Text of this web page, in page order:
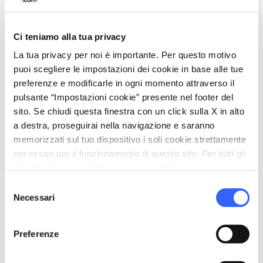
Ci teniamo alla tua privacy
La tua privacy per noi è importante. Per questo motivo
puoi scegliere le impostazioni dei cookie in base alle tue
preferenze e modificarle in ogni momento attraverso il
pulsante “Impostazioni cookie” presente nel footer del
sito. Se chiudi questa finestra con un click sulla X in alto
a destra, proseguirai nella navigazione e saranno
memorizzati sul tuo dispositivo i soli cookie strettamente
necessari per il funzionamento di questo sito. Per tutti gli
delNecessari
Preferenze
sports_basketball Sport
Piscina scoperta
pets Animali ammessi (Pet friendly)